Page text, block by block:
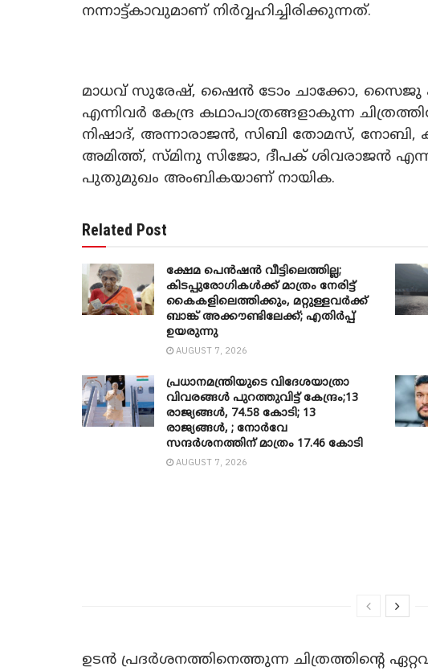
നന്നാട്ട്കാവുമാണ് നിർവ്വഹിച്ചിരിക്കുന്നത്.
മാധവ് സുരേഷ്, ഷൈൻ ടോം ചാക്കോ,
എന്നിവർ കേന്ദ്ര കഥാപാത്രങ്ങളാകുന്ന
നിഷാദ്, അന്നാരാജൻ, സിബി തോമസ്,
അമിത്ത്, സ്മിനു സിജോ, ദീപക് ശിവരാജൻ
പുതുമുഖം അംബികയാണ് നായിക.
Related Post
ക്ഷേമ പെൻഷൻ വീട്ടിലെത്തില്ല;
കിടപ്പുരോഗികൾക്ക് മാത്രം നേരിട്ട്
കൈകളിലെത്തിക്കും, മറ്റുള്ളവർക്ക്
ബാങ്ക് അക്കൗണ്ടിലേക്ക്; എതിർപ്പ്
ഉയരുന്നു
AUGUST 7, 2026
പ്രധാനമന്ത്രിയുടെ വിദേശയാത്രാ
വിവരങ്ങൾ പുറത്തുവിട്ട് കേന്ദ്രം;13
രാജ്യങ്ങൾ, 74.58 കോടി; 13
രാജ്യങ്ങൾ, ; നോർവേ
സന്ദർശനത്തിന് മാത്രം 17.46 കോടി
AUGUST 7, 2026
ഉടൻ പ്രദർശനത്തിനെത്തുന്ന ചിത്രത്തിൻ്റെ